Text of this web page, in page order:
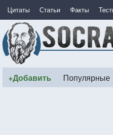
Цитаты Статьи Факты
+Добавить Популярные